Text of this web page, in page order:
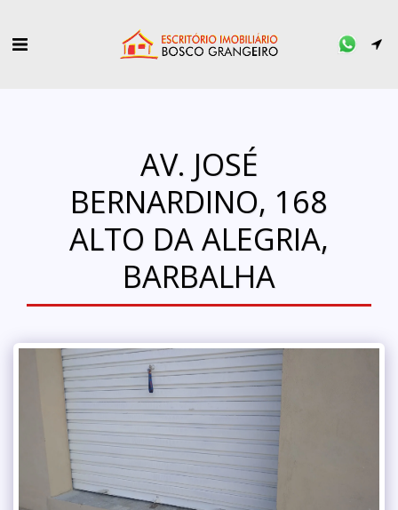
AV. JOSÉ
BERNARDINO, 168
ALTO DA ALEGRIA,
BARBALHA